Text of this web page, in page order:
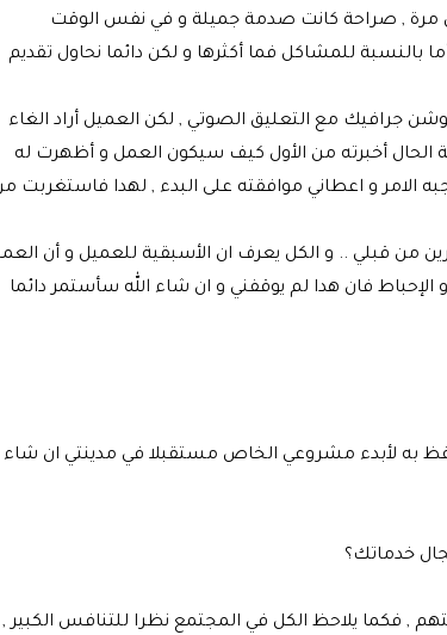
مميزة لي عندما جائني طلب بمبلغ 150 دولار لأول مرة , صراحة كانت صدمة جميلة و في نفس الوقت
للمشاكل فما أكثرها و لكن دائما نحاول تقديم
جرافيك مع التعليق الصوتي , لكن العميل أراد الغاء
أخبرته من الأول كيف سيكون العمل و أظهرت له
الامر و اعطاني موافقته على البدء , لهدا فاستغربت
من قبلي .. و الكل يعرف ان الأسبقية للعميل و أن
فان هدا لم يوقفني و ان شاء الله سأستمر دائما
به لأبدء مشروعي الخاص مستقبلا في مدينتي ان شاء
خدماتك؟
, فكما يلاحظ الكل في المجتمع نظرا للتنافس الكبير ,